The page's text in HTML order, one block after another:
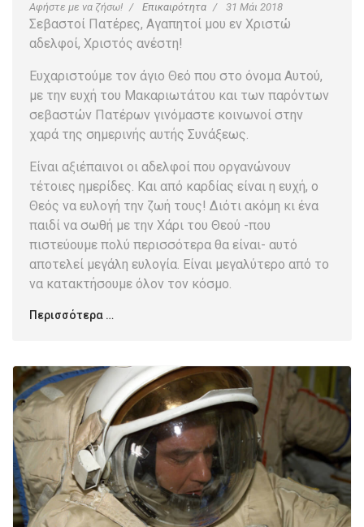
Αφήστε με να ζήσω! Επικαιρότητα 31 Μάι 2018
Σεβαστοί Πατέρες, Αγαπητοί μου εν Χριστώ
αδελφοί, Χριστός ανέστη!
Ευχαριστούμε τον άγιο Θεό που στο όνομα Αυτού,
με την ευχή του Μακαριωτάτου και των παρόντων
σεβαστών Πατέρων γινόμαστε κοινωνοί στην
χαρά της σημερινής αυτής Συνάξεως.
Είναι αξιέπαινοι οι αδελφοί που οργανώνουν
τέτοιες ημερίδες. Και από καρδίας είναι η ευχή, ο
Θεός να ευλογή την ζωή τους! Διότι ακόμη κι ένα
παιδί να σωθή με την Χάρι του Θεού -που
πιστεύουμε πολύ περισσότερα θα είναι- αυτό
αποτελεί μεγάλη ευλογία. Είναι μεγαλύτερο από το
να κατακτήσουμε όλον τον κόσμο.
Περισσότερα …